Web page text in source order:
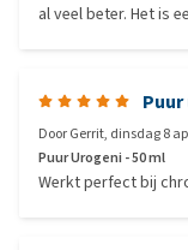
al veel beter. Het is
DoorGerrit, dinsdag 8
Puur Urogeni - 50 ml
Werkt perfect bij